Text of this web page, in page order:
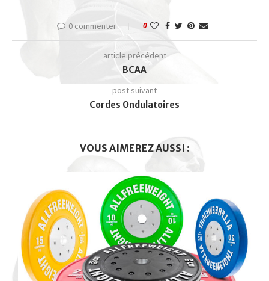
0 commenter 0
article précédent
BCAA
post suivant
Cordes Ondulatoires
VOUS AIMEREZ AUSSI :